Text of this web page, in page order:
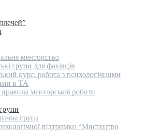
менторство
групи для фахівців
курс: робота з психологічними
в ТА
правила менторської роботи
група
підтримки “Мистецтво